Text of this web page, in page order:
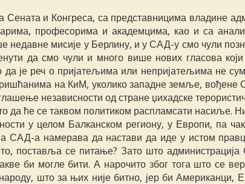
и Конгреса, са представницима владине
професорима и академцима, као и са
мисије у Берлину, и у САД-у смо чули
да смо чули и много више нових гласова који
је реч о пријатељима или непријатељима не
на КиМ, уколико западне земље,
независности од стране џихадске
да ће се таквом политиком распламсати насиље.
у целом Балканском региону, у Европи, па
САД-а намерава да настави да иде у истом
поставља се питање? Зато што администрација
би могле бити. А нарочито због тога што се
што за њих није битно, јер би Американци,